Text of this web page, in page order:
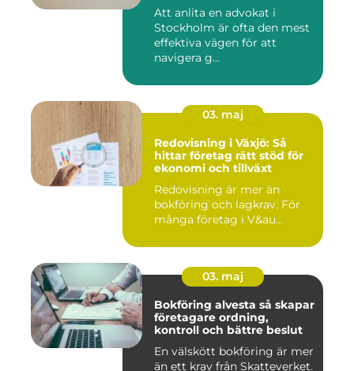
Att anlita en advokat i
Stockholm är ofta den mest
effektiva vägen för att
navigera g...
03. maj
Redovisning i Växjö: Så
hittar företag rätt stöd för
ekonomi och tillväxt
Redovisning är mer än
bokföring och lagkrav. För
många företag i V&au...
03. maj
Bokföring alvesta så skapar
företagare ordning,
kontroll och bättre beslut
En välskött bokföring är mer
än ett krav från Skatteverket.